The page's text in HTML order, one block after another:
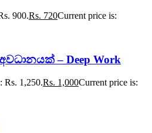
900.Rs. 720Current price is:
– Deep Work
Rs. 1,250.Rs. 1,000Current price is: